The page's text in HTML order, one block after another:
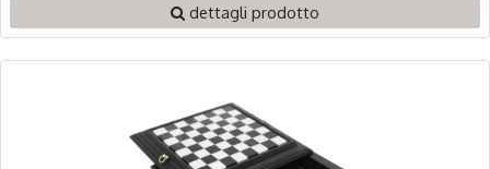
dettagli prodotto